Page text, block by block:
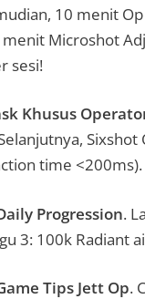
10 menit
menit Microshot
sesi!
Khusus
time <200ms).
Progression.
3: 100k Radiant
Tips Jett Op.